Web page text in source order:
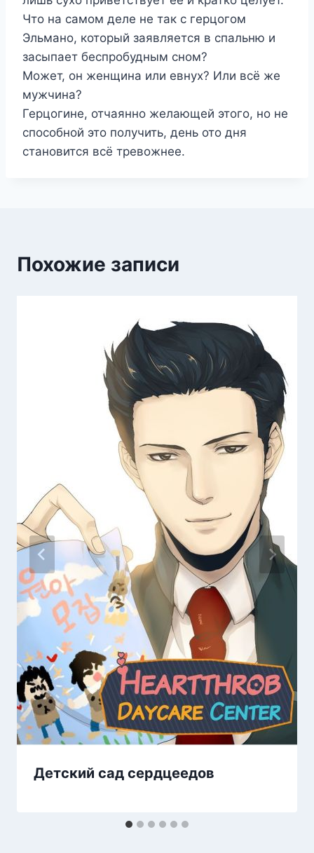
Что на самом деле не так с герцогом
Эльмано, который заявляется в спальню и
засыпает беспробудным сном?
Может, он женщина или евнух? Или всё же
мужчина?
Герцогине, отчаянно желающей этого, но не
способной это получить, день ото дня
становится всё тревожнее.
Похожие записи
Детский сад сердцеедов